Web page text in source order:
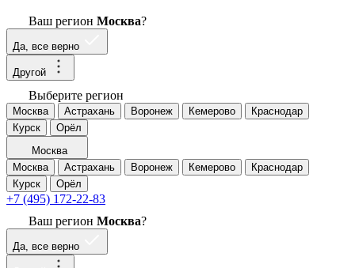
Ваш регион Москва?
Да, все верно
Другой
Выберите регион
Москва Астрахань Воронеж Кемерово
Краснодар
Курск
Орёл
Москва
Москва
Астрахань Воронеж Кемерово
Краснодар
Курск
Орёл
+7 (495) 172-22-83
Ваш регион Москва?
Да, все верно